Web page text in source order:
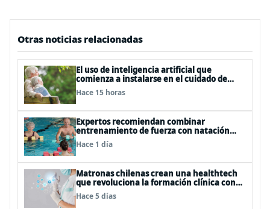
Otras noticias relacionadas
El uso de inteligencia artificial que
comienza a instalarse en el cuidado de
personas mayores
Hace 15 horas
Expertos recomiendan combinar
entrenamiento de fuerza con natación
para fortalecer la salud
Hace 1 día
Matronas chilenas crean una healthtech
que revoluciona la formación clínica con
simuladores inteligentes
Hace 5 días